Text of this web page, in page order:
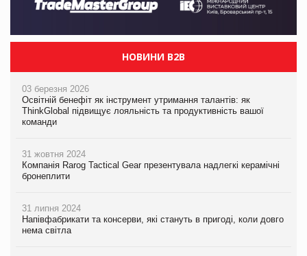
НОВИНИ B2B
03 березня 2026
Освітній бенефіт як інструмент утримання талантів: як
ThinkGlobal підвищує лояльність та продуктивність вашої
команди
31 жовтня 2024
Компанія Rarog Tactical Gear презентувала надлегкі керамічні
бронеплити
31 липня 2024
Напівфабрикати та консерви, які стануть в пригоді, коли довго
нема світла